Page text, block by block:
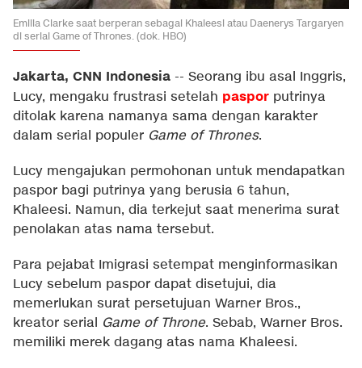
Emilia Clarke saat berperan sebagai Khaleesi atau Daenerys Targaryen
di serial Game of Thrones. (dok. HBO)
Jakarta, CNN Indonesia -- Seorang ibu asal Inggris,
Lucy, mengaku frustrasi setelah paspor putrinya
ditolak karena namanya sama dengan karakter
dalam serial populer Game of Thrones.
Lucy mengajukan permohonan untuk mendapatkan
paspor bagi putrinya yang berusia 6 tahun,
Khaleesi. Namun, dia terkejut saat menerima surat
penolakan atas nama tersebut.
Para pejabat Imigrasi setempat menginformasikan
Lucy sebelum paspor dapat disetujui, dia
memerlukan surat persetujuan Warner Bros.,
kreator serial Game of Throne. Sebab, Warner Bros.
memiliki merek dagang atas nama Khaleesi.